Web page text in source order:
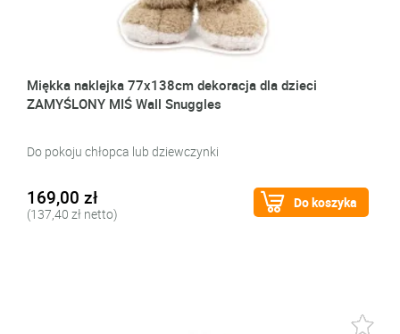
Miękka naklejka 77x138cm dekoracja dla dzieci
ZAMYŚLONY MIŚ Wall Snuggles
Do pokoju chłopca lub dziewczynki
169,00 zł
(137,40 zł netto)
Do koszyka